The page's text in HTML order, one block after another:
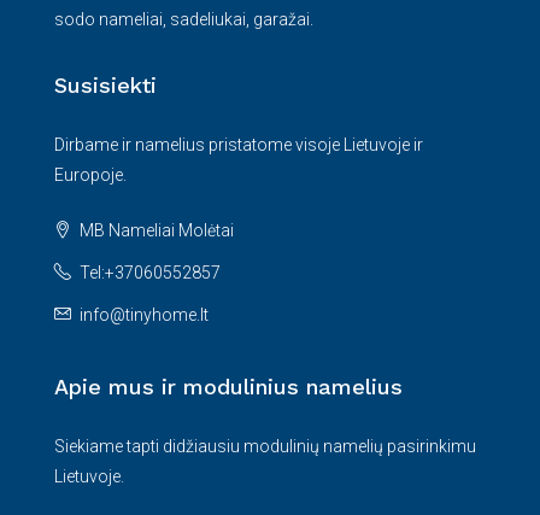
sodo nameliai, sadeliukai, garažai.
Susisiekti
Dirbame ir namelius pristatome visoje Lietuvoje ir
Europoje.
MB Nameliai Molėtai
Tel:+37060552857
info@tinyhome.lt
Apie mus ir modulinius namelius
Siekiame tapti didžiausiu modulinių namelių pasirinkimu
Lietuvoje.